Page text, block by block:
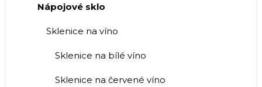
Nápojové sklo
Sklenice na víno
Sklenice na bílé víno
Sklenice na červené víno